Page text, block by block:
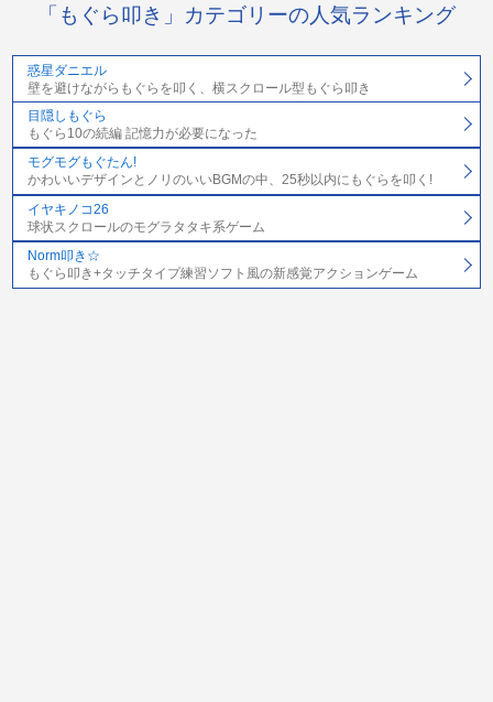
「もぐら叩き」カテゴリーの人気ランキング
惑星ダニエル
壁を避けながらもぐらを叩く、横スクロール型もぐら叩き
目隠しもぐら
もぐら10の続編 記憶力が必要になった
モグモグもぐたん!
かわいいデザインとノリのいいBGMの中、25秒以内にもぐらを叩く!
イヤキノコ26
球状スクロールのモグラタタキ系ゲーム
Norm叩き☆
もぐら叩き+タッチタイプ練習ソフト風の新感覚アクションゲーム